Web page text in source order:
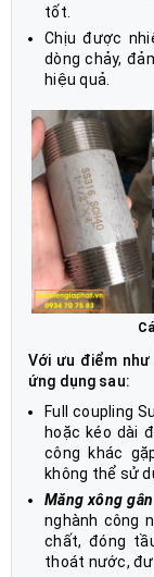
tốt.
Chịu được
dòng chảy,
hiệu quả.
Với ưu điểm như
ứng dụng sau:
Full coupling
hoặc kéo dài
công khác
không thể sử
Măng xông
nghành công
chất, đóng
thoát nước,